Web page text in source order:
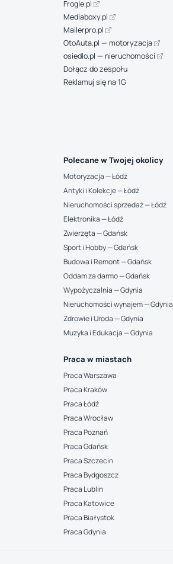
Frogle.pl
Mediaboxy.pl
Mailerpro.pl
OtoAuta.pl — motoryzacja
osiedlo.pl — nieruchomości
Dołącz do zespołu
Reklamuj się na 1G
Polecane w Twojej okolicy
Motoryzacja — Łódź
Antyki i Kolekcje — Łódź
Nieruchomości sprzedaż — Łódź
Elektronika — Łódź
Zwierzęta — Gdańsk
Sport i Hobby — Gdańsk
Budowa i Remont — Gdańsk
Oddam za darmo — Gdańsk
Wypożyczalnia — Gdynia
Nieruchomości wynajem — Gdynia
Zdrowie i Uroda — Gdynia
Muzyka i Edukacja — Gdynia
Praca w miastach
Praca Warszawa
Praca Kraków
Praca Łódź
Praca Wrocław
Praca Poznań
Praca Gdańsk
Praca Szczecin
Praca Bydgoszcz
Praca Lublin
Praca Katowice
Praca Białystok
Praca Gdynia